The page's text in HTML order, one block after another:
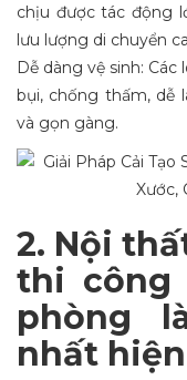
chịu được tác động
lưu lượng di chuyển
Dễ dàng vệ sinh:
bụi, chống thấm, dễ
và gọn gàng.
2. Nội
thi công
phòng
nhất